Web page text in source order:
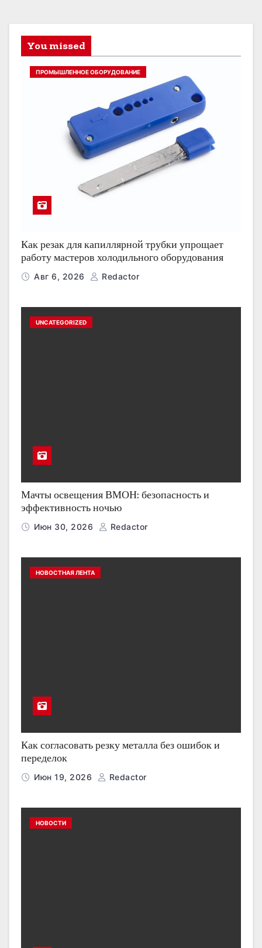
You missed
ПРОМЫШЛЕННОЕ ОБОРУДОВАНИЕ
Как резак для капиллярной трубки упрощает
работу мастеров холодильного оборудования
Авг 6, 2026 Redactor
UNCATEGORIZED
Мачты освещения ВМОН: безопасность и
эффективность ночью
Июн 30, 2026 Redactor
НОВОСТНАЯ ЛЕНТА
Как согласовать резку металла без ошибок и
переделок
Июн 19, 2026 Redactor
НОВОСТИ